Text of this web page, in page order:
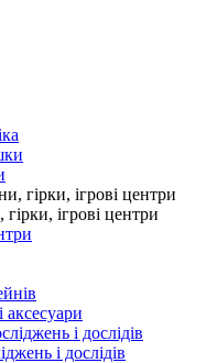
ігрові центри
аксесуари
і дослідів